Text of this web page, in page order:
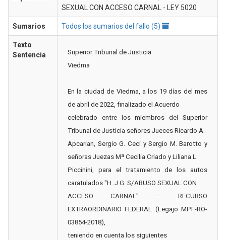
SEXUAL CON ACCESO CARNAL - LEY 5020
Sumarios Todos los sumarios del fallo (5)
Texto
Sentencia
Superior Tribunal de Justicia
Viedma
En la ciudad de Viedma, a los 19 días del mes
de abril de 2022, finalizado el Acuerdo
celebrado entre los miembros del Superior
Tribunal de Justicia señores Jueces Ricardo A.
Apcarian, Sergio G. Ceci y Sergio M. Barotto y
señoras Juezas Mª Cecilia Criado y Liliana L.
Piccinini, para el tratamiento de los autos
caratulados "H. J.G. S/ABUSO SEXUAL CON
ACCESO CARNAL" – RECURSO
EXTRAORDINARIO FEDERAL (Legajo MPF-RO-
03854-2018),
teniendo en cuenta los siguientes